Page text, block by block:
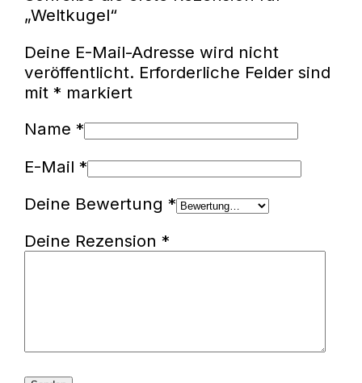
„Weltkugel“
Deine E-Mail-Adresse wird nicht
veröffentlicht. Erforderliche Felder sind
mit * markiert
Name *
E-Mail *
Deine Bewertung *
Deine Rezension *